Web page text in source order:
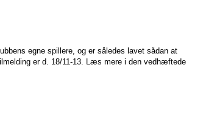
egne spillere, og er således lavet sådan at
er d. 18/11-13. Læs mere i den vedhæftede